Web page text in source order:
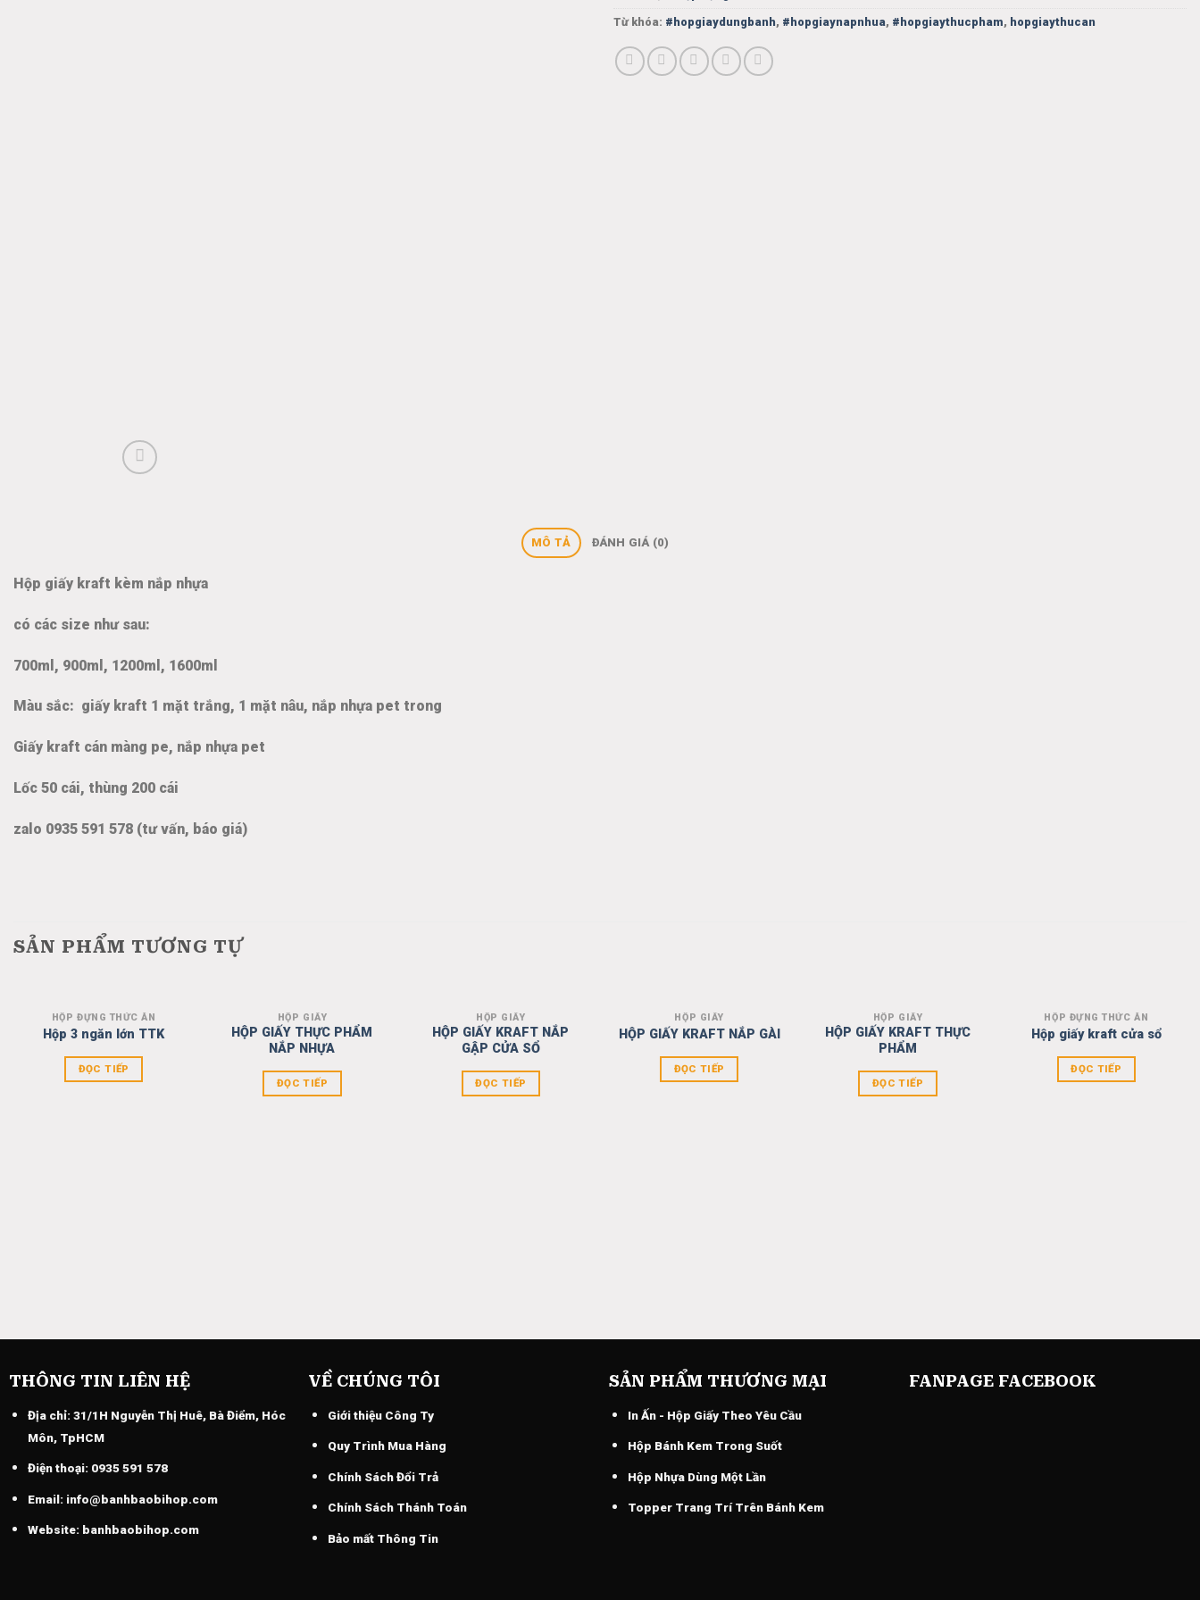
Từ khóa: #hopgiaydungbanh, #hopgiaynapnhua, #hopgiaythucpham, hopgiaythucan
MÔ TẢ ĐÁNH GIÁ (0)
Hộp giấy kraft kèm nắp nhựa
có các size như sau:
700ml, 900ml, 1200ml, 1600ml
Màu sắc: giấy kraft 1 mặt trắng, 1 mặt nâu, nắp nhựa pet trong
Giấy kraft cán màng pe, nắp nhựa pet
Lốc 50 cái, thùng 200 cái
zalo 0935 591 578 (tư vấn, báo giá)
SẢN PHẨM TƯƠNG TỰ
Add to
wishlist
HỘP ĐỰNG THỨC ĂN
Hộp 3 ngăn lớn TTK
ĐỌC TIẾP
Add to
HỘP GIẤY
HỘP GIẤY THỰC PHẨM
NẮP NHỰA
ĐỌC TIẾP
Add to
wishlist
HỘP GIẤY
HỘP GIẤY KRAFT NẮP
GẬP CỬA SỔ
ĐỌC TIẾP
Add to
wishlist
HỘP GIẤY
HỘP GIẤY KRAFT NẮP GÀI
ĐỌC TIẾP
Add to
wishlist
HỘP GIẤY
HỘP GIẤY KRAFT THỰC
PHẨM
ĐỌC TIẾP
Add to
wishlist
HỘP ĐỰNG THỨC ĂN
Hộp giấy kraft cửa sổ
ĐỌC TIẾP
THÔNG TIN LIÊN HỆ
Địa chỉ:31/1H Nguyễn Thị Huê, Bà Điểm, Hóc
Môn, TpHCM
Điện thoại:0935 591 578
Email:info@banhbaobihop.com
Website:banhbaobihop.com
VỀ CHÚNG TÔI
Giới thiệu Công Ty
Quy Trình Mua Hàng
Chính Sách Đổi Trả
Chính Sách Thánh Toán
Bảo mất Thông Tin
SẢN PHẨM THƯƠNG MẠI
In Ấn - Hộp Giấy Theo Yêu Cầu
Hộp Bánh Kem Trong Suốt
Hộp Nhựa Dùng Một Lần
Topper Trang Trí Trên Bánh Kem
FANPAGE FACEBOOK